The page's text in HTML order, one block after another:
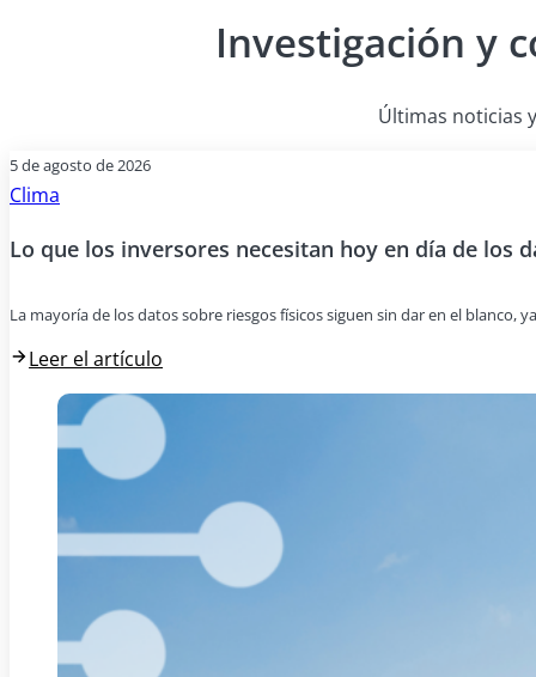
Investigación y
Últimas noticias
5 de agosto de 2026
Clima
Lo que los inversores necesitan hoy en día de los
La mayoría de los datos sobre riesgos físicos siguen sin dar en el blanco,
Leer el artículo